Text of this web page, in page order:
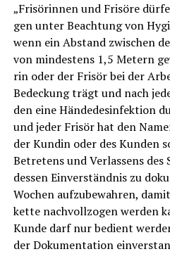
„Fri­sö­rin­nen und Fri­sö­re
gen unter Beach­tung von
wenn ein Abstand zwi­schen
von min­des­tens 1,5 Metern
rin oder der Fri­sör bei der
Bede­ckung trägt und nach
den eine Hän­de­des­in­fek­ti­on
und jeder Fri­sör hat den
der Kun­din oder des Kun­den
Betre­tens und Ver­las­sens
des­sen Ein­ver­ständ­nis zu
Wochen auf­zu­be­wah­ren,
ket­te nach­voll­zo­gen wer­den
Kun­de darf nur bedient
der Doku­men­ta­ti­on